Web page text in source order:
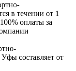
в течении от 1
оплаты за
составляет от